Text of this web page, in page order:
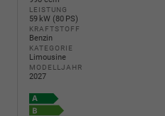
LEISTUNG
59 kW (80 PS)
KRAFTSTOFF
Benzin
KATEGORIE
Limousine
MODELLJAHR
2027